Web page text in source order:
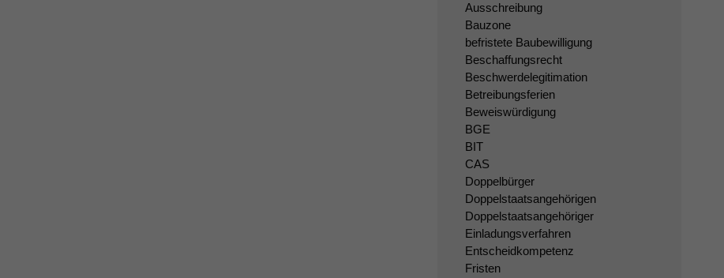
Ausschreibung
Bauzone
befristete Baubewilligung
Beschaffungsrecht
Beschwerdelegitimation
Betreibungsferien
Beweiswürdigung
BGE
BIT
CAS
Doppelbürger
Doppelstaatsangehörigen
Doppelstaatsangehöriger
Einladungsverfahren
Entscheidkompetenz
Fristen